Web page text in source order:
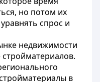
но потом их
спрос и
недвижимости
в